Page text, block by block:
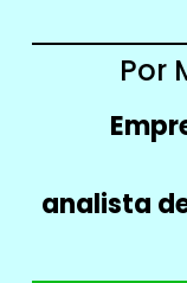
Por
analista